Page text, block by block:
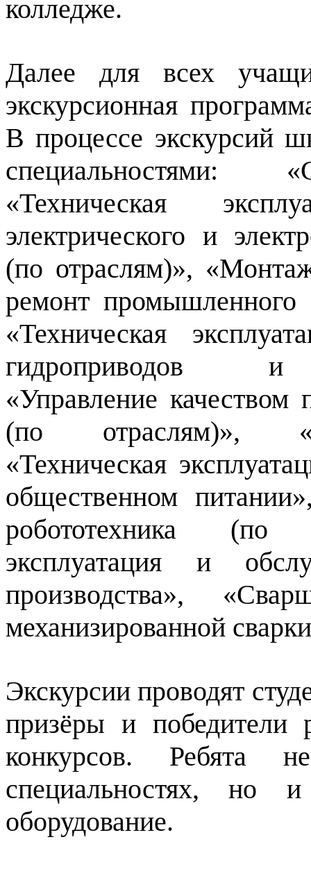
колледже.
Далее для всех
экскурсионная
В процессе экскурсий
специальностями:
«Техническая
электрического и
(по отраслям)»,
ремонт промышленного
«Техническая
гидроприводов и
«Управление
(по отраслям)»,
«Техническая
общественном
робототехника (по
эксплуатация и
производства»,
механизированной
Экскурсии проводят
призёры и победители
конкурсов. Ребята
специальностях, но
оборудование.